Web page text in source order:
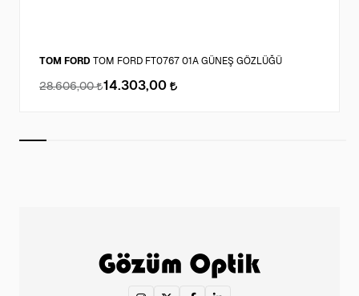
TOM FORD TOM FORD FT0767 01A GÜNEŞ GÖZLÜĞÜ
28.606,00 14.303,00